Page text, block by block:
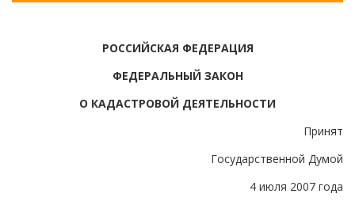
РОССИЙСКАЯ ФЕДЕРАЦИЯ
ФЕДЕРАЛЬНЫЙ ЗАКОН
О КАДАСТРОВОЙ ДЕЯТЕЛЬНОСТИ
Принят
Государственной Думой
4 июля 2007 года